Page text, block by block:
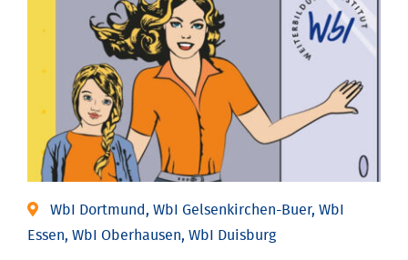
WbI Dortmund, WbI Gelsenkirchen-Buer, WbI
Essen, WbI Oberhausen, WbI Duisburg